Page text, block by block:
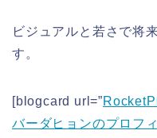
ビジュアルと若さで将
す。
[blogcard url=”
バーダヒョンのプロフ